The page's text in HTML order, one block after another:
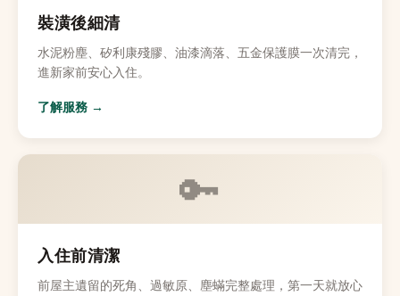
裝潢後細清
水泥粉塵、矽利康殘膠、油漆滴落、五金保護膜一次清完，
進新家前安心入住。
了解服務 →
🔑
入住前清潔
前屋主遺留的死角、過敏原、塵蟎完整處理，第一天就放心